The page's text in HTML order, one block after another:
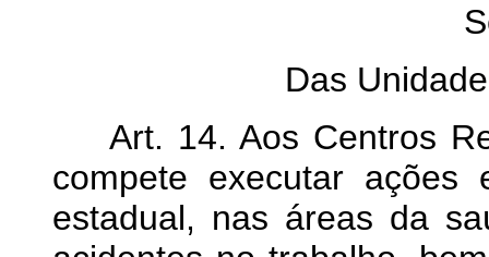
Das
Art. 14. Aos Centros
compete executar
estadual, nas áreas da